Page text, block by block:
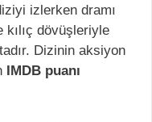
izlerken dramı
dövüşleriyle
Dizinin aksiyon
IMDB puanı